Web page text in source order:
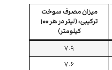
میزان مصرف سوخت
ترکیبی: (لیتر در هر 100
کیلومتر)
7.9
7.6